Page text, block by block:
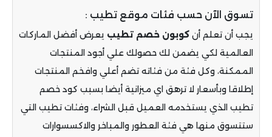
تسوق الآن حسب فئات موقع تطيب :
يجب أن تعلم أن كوبون خصم تطيب يعرض أفضل الماركات
العالمية لكي يضمن لك حصولك علي أجود المنتجات
الممكنة، وكل فئة من فئاته تضم أعلي وافخم المنتجات
إطلاقا وبأسعار لا ترهق اي ميزانية أيضا بسبب كود خصم
تطيب الذي يستخدمه العميل قبل الشراء، وفئات تطيب التي
ستتسوق منها هي فئة العطور والمباخر والاكسسوارات